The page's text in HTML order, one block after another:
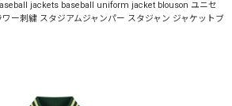
jackets baseball uniform jacket blouson ユニセ
ー刺繍 スタジアムジャンパー スタジャン ジャケットブ